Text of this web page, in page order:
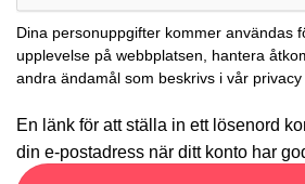
Dina personuppgifter kommer användas
upplevelse på webbplatsen, hantera
andra ändamål som beskrivs i vår privacy
En länk för att ställa in ett lösenord
din e-postadress när ditt konto har